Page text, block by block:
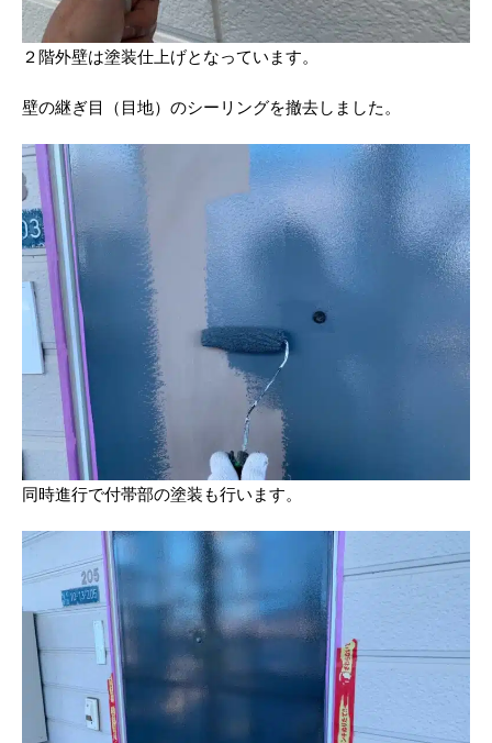
２階外壁は塗装仕上げとなっています。
壁の継ぎ目（目地）のシーリングを撤去しました。
同時進行で付帯部の塗装も行います。